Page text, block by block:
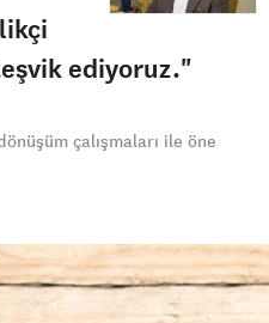
ediyoruz."
çalışmaları ile öne